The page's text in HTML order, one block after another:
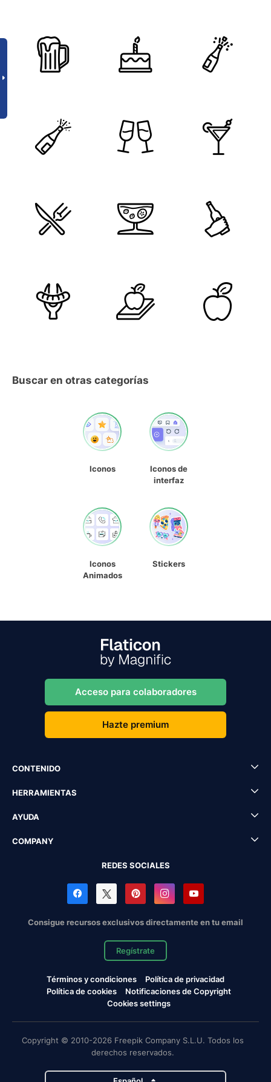
Buscar en otras categorías
Iconos
Iconos de
interfaz
Iconos
Animados
Stickers
Acceso para colaboradores
Hazte premium
CONTENIDO
HERRAMIENTAS
AYUDA
COMPANY
REDES SOCIALES
Consigue recursos exclusivos directamente en tu email
Regístrate
Términos y condiciones
Política de privacidad
Política de cookies
Notificaciones de Copyright
Cookies settings
Copyright © 2010-2026 Freepik Company S.L.U. Todos los
derechos reservados.